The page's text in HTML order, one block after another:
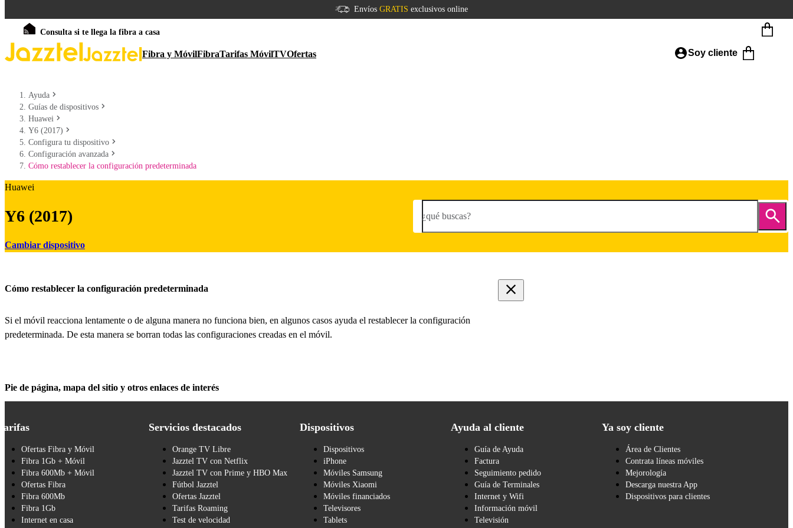
Envíos GRATIS exclusivos online
Consulta si te llega la fibra a casa
Fibra y MóvilFibraTarifas MóvilTVOfertas Soy cliente
Ayuda
Guías de dispositivos
Huawei
Y6 (2017)
Configura tu dispositivo
Configuración avanzada
Cómo restablecer la configuración predeterminada
Huawei
Y6 (2017)
Cambiar dispositivo
¿qué buscas?
Cómo restablecer la configuración predeterminada
Si el móvil reacciona lentamente o de alguna manera no funciona bien, en algunos casos ayuda el restablecer la configuración
predeterminada. De esta manera se borran todas las configuraciones creadas en el móvil.
Pie de página, mapa del sitio y otros enlaces de interés
Ofertas Fibra y Móvil
Fibra 1Gb + Móvil
Fibra 600Mb + Móvil
Ofertas Fibra
Fibra 600Mb
Fibra 1Gb
Internet en casa
Servicios destacados
Orange TV Libre
Jazztel TV con Netflix
Jazztel TV con Prime y HBO Max
Fútbol Jazztel
Ofertas Jazztel
Tarifas Roaming
Test de velocidad
Dispositivos
Dispositivos
iPhone
Móviles Samsung
Móviles Xiaomi
Móviles financiados
Televisores
Tablets
Ayuda al cliente
Guía de Ayuda
Factura
Seguimiento pedido
Guía de Terminales
Internet y Wifi
Información móvil
Televisión
Ya soy cliente
Área de Clientes
Contrata líneas móviles
Mejorología
Descarga nuestra App
Dispositivos para clientes